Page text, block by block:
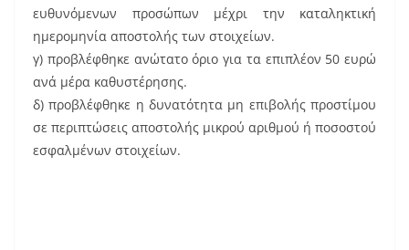
ευθυνόμενων προσώπων μέχρι την καταληκτική
ημερομηνία αποστολής των στοιχείων.
γ) προβλέφθηκε ανώτατο όριο για τα επιπλέον 50 ευρώ
ανά μέρα καθυστέρησης.
δ) προβλέφθηκε η δυνατότητα μη επιβολής προστίμου
σε περιπτώσεις αποστολής μικρού αριθμού ή ποσοστού
εσφαλμένων στοιχείων.